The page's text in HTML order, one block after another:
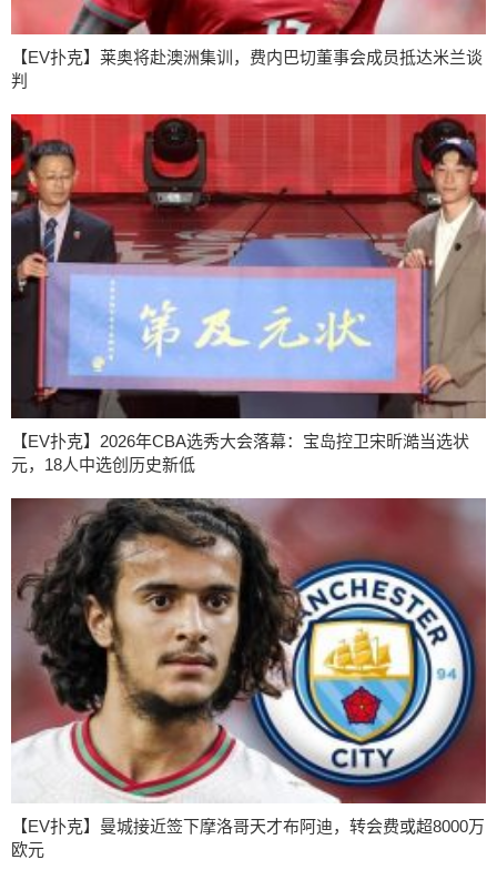
【EV扑克】莱奥将赴澳洲集训，费内巴切董事会成员抵达米兰谈
判
【EV扑克】2026年CBA选秀大会落幕：宝岛控卫宋昕澔当选状
元，18人中选创历史新低
【EV扑克】曼城接近签下摩洛哥天才布阿迪，转会费或超8000万
欧元